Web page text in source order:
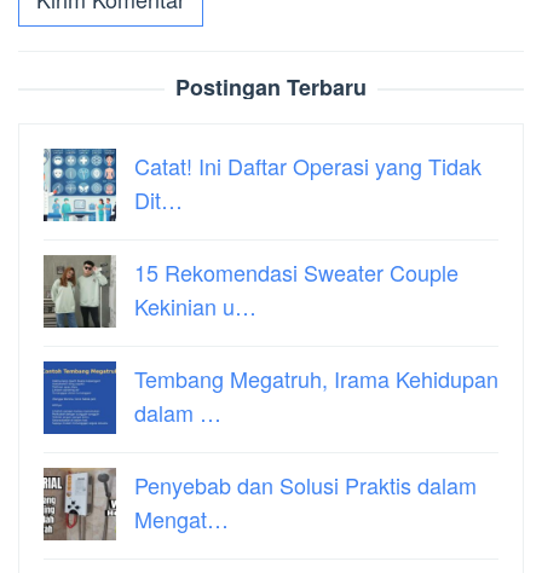
Postingan Terbaru
Catat! Ini Daftar Operasi yang Tidak
Dit…
15 Rekomendasi Sweater Couple
Kekinian u…
Tembang Megatruh, Irama Kehidupan
dalam …
Penyebab dan Solusi Praktis dalam
Mengat…